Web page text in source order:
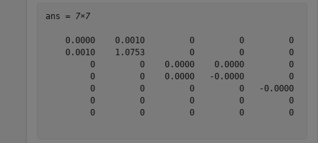
ans = 7×7
0.0000    0.0010         0         0         0
0.0010    1.0753         0         0         0
0         0    0.0000    0.0000         0
0         0    0.0000   -0.0000         0
0         0         0         0   -0.0000
0         0         0         0         0
0         0         0         0         0